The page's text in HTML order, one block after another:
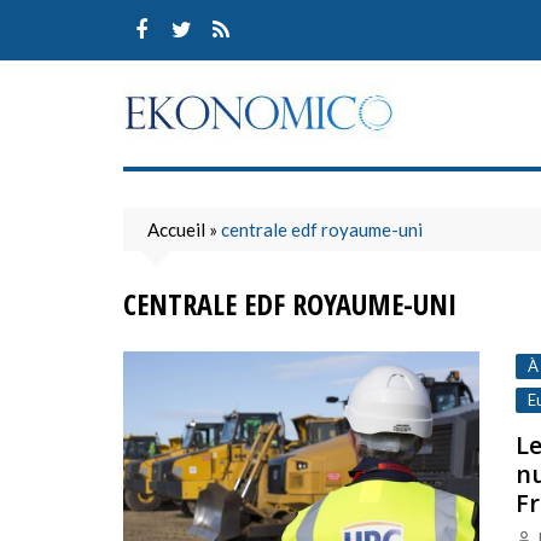
content
Accueil » centrale edf royaume-uni
CENTRALE EDF ROYAUME-UNI
À